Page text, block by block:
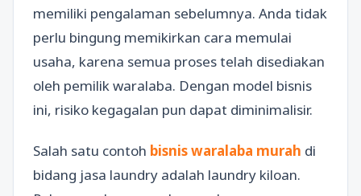
memiliki pengalaman sebelumnya. Anda tidak
perlu bingung memikirkan cara memulai
usaha, karena semua proses telah disediakan
oleh pemilik waralaba. Dengan model bisnis
ini, risiko kegagalan pun dapat diminimalisir.
Salah satu contoh bisnis waralaba murah di
bidang jasa laundry adalah laundry kiloan.